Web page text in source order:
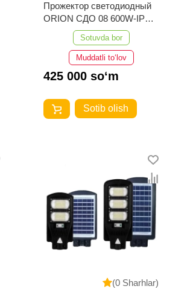
Прожектор светодиодный
ORION СДО 08 600W-IP65-
6500K-Черный ELT
Sotuvda bor
Muddatli to‘lov
425 000 so‘m
Sotib olish
(0 Sharhlar)